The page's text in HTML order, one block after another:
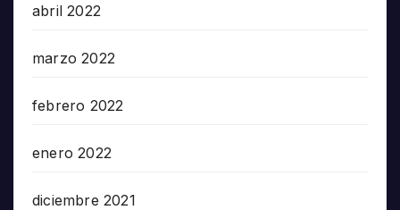
abril 2022
marzo 2022
febrero 2022
enero 2022
diciembre 2021